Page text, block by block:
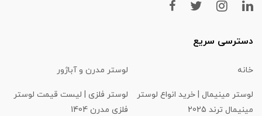
دسترسی سریع
خانه لوستر مدرن و آباژور
لوستر مینیمال | خرید انواع لوستر
مینیمال ترند 2025
لوستر فلزی | لیست قیمت لوستر
فلزی مدرن 1404